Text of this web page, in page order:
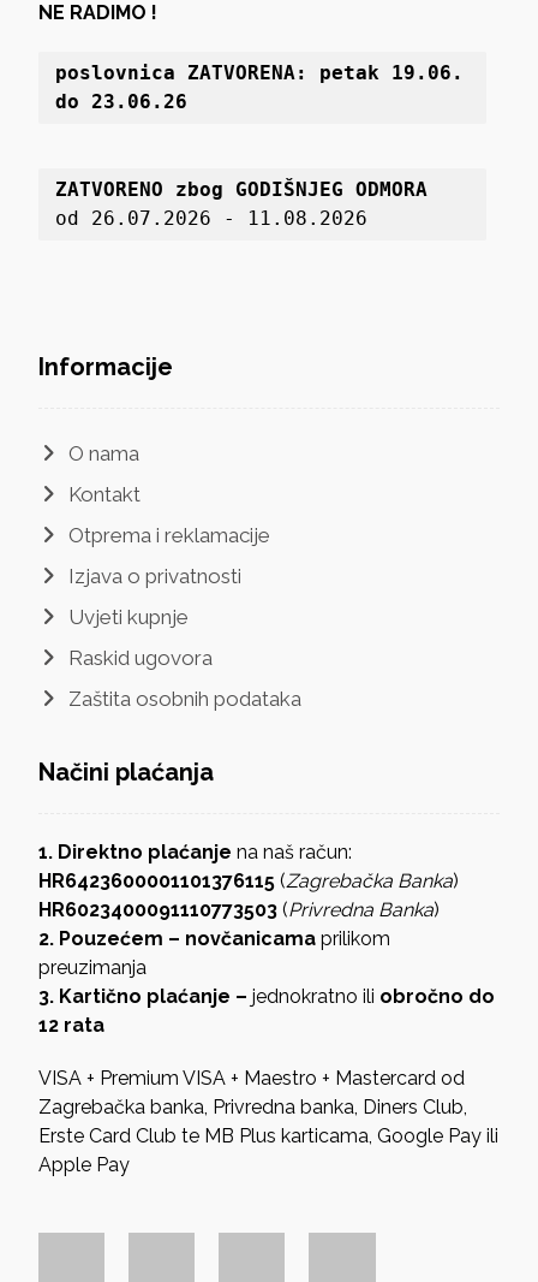
NE RADIMO !
poslovnica ZATVORENA: petak 19 .06.
do 23.06.26
ZATVORENO zbog GODIŠNJEG ODMORA
od 26.07.2026 - 11.08.2026
Informacije
O nama
Kontakt
Otprema i reklamacije
Izjava o privatnosti
Uvjeti kupnje
Raskid ugovora
Zaštita osobnih podataka
Načini plaćanja
1. Direktno plaćanje na naš račun:
HR6423600001101376115(Zagrebačka Banka)
HR6023400091110773503(Privredna Banka)
2. Pouzećem – novčanicamaprilikom
preuzimanja
3. Kartično plaćanje –jednokratno ili obročno do
12 rata
VISA + Premium VISA + Maestro + Mastercard od
Zagrebačka banka, Privredna banka, Diners Club,
Erste Card Club te MB Plus karticama, Google Pay ili
Apple Pay